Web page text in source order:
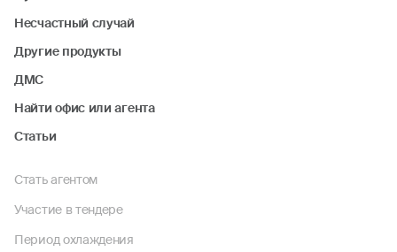
Несчастный случай
Другие продукты
ДМС
Найти офис или агента
Статьи
Стать агентом
Участие в тендере
Период охлаждения